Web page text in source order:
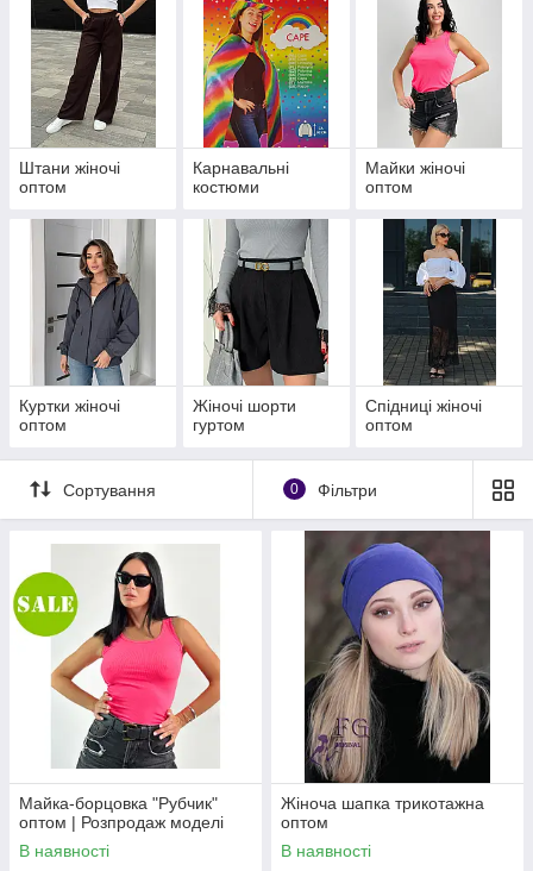
Штани жіночі
оптом
Карнавальні
костюми
Майки жіночі
оптом
Куртки жіночі
оптом
Жіночі шорти
гуртом
Спідниці жіночі
оптом
Сортування 0 Фільтри
Майка-борцовка "Рубчик"
оптом | Розпродаж моделі
В наявності
Жіноча шапка трикотажна
оптом
В наявності